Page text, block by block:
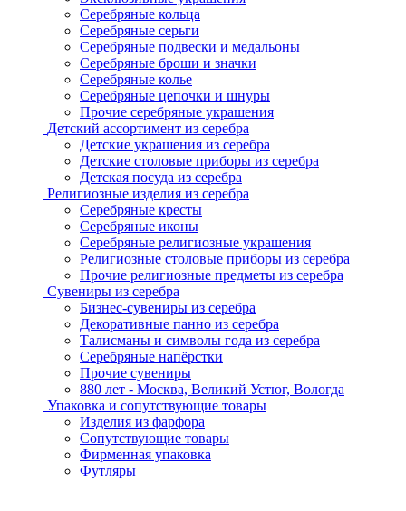
Серебряные кольца
Серебряные серьги
Серебряные подвески и медальоны
Серебряные броши и значки
Серебряные колье
Серебряные цепочки и шнуры
Прочие серебряные украшения
Детский ассортимент из серебра
Детские украшения из серебра
Детские столовые приборы из серебра
Детская посуда из серебра
Религиозные изделия из серебра
Серебряные кресты
Серебряные иконы
Серебряные религиозные украшения
Религиозные столовые приборы из серебра
Прочие религиозные предметы из серебра
Сувениры из серебра
Бизнес-сувениры из серебра
Декоративные панно из серебра
Талисманы и символы года из серебра
Серебряные напёрстки
Прочие сувениры
880 лет - Москва, Великий Устюг, Вологда
Упаковка и сопутствующие товары
Изделия из фарфора
Сопутствующие товары
Фирменная упаковка
Футляры